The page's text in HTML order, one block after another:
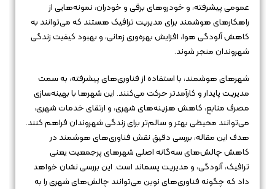
عمومی پیشرفته، و خودروهای برقی و خودران، نمونه‌هایی از
راهکارهای هوشمند برای مدیریت ترافیک هستند که می‌توانند به
کاهش آلودگی هوا، افزایش بهره‌وری زمانی، و بهبود کیفیت زندگی
شهروندان منجر شوند.
شهرهای هوشمند، با استفاده از فناوری‌های پیشرفته، به سمت
مدیریت پایدار و کارآمدتر حرکت می‌کنند. این شهرها با بهینه‌سازی
مصرف منابع، کاهش هزینه‌های شهری، و ارتقای خدمات شهری،
می‌توانند محیطی بهتر و سالم‌تر برای زندگی شهروندان فراهم کنند.
هدف این مقاله، بررسی دقیق نقش فناوری‌های هوشمند در
کاهش چالش‌های سه‌گانه اصلی شهرهای پرجمعیت یعنی
ترافیک، آلودگی، و مدیریت پسماند است. این بررسی نشان خواهد
داد که چگونه فناوری‌های نوین می‌توانند چالش‌های شهری را به